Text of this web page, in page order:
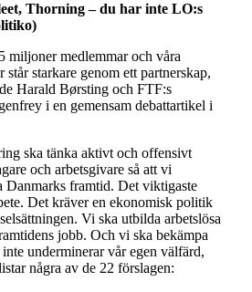
Thorning – du har inte LO:s
miljoner medlemmar och våra
starkare genom ett partnerskap,
Harald Børsting och FTF:s
i en gemensam debattartikel i
ska tänka aktivt och offensivt
och arbetsgivare så att vi
Danmarks framtid. Det viktigaste
Det kräver en ekonomisk politik
Vi ska utbilda arbetslösa
jobb. Och vi ska bekämpa
underminerar vår egen välfärd,
några av de 22 förslagen: